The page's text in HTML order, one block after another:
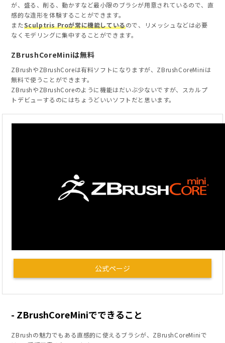
が、盛る、削る、動かすなど最小限のブラシが用意されているので、直
感的な造形を体験することができます。
またSculptris Proが常に機能しているので、リメッシュなどは必要
なくモデリングに集中することができます。
ZBrushCoreMiniは無料
ZBrushやZBrushCoreは有料ソフトになりますが、ZBrushCoreMiniは
無料で使うことができます。
ZBrushやZBrushCoreのように機能はだいぶ少ないですが、スカルプ
トデビューするのにはちょうどいいソフトだと思います。
公式ページ
ZBrushCoreMiniでできること
ZBrushの魅力でもある直感的に使えるブラシが、ZBrushCoreMiniで